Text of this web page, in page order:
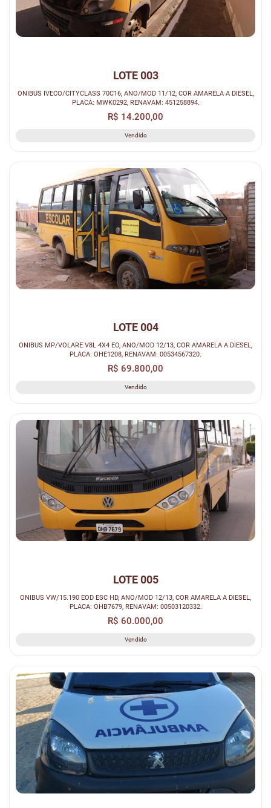
LOTE 003
ONIBUS IVECO/CITYCLASS 70C16, ANO/MOD 11/12, COR AMARELA A DIESEL,
PLACA: MWK0292, RENAVAM: 451258894.
R$ 14.200,00
Vendido
LOTE 004
ONIBUS MP/VOLARE V8L 4X4 EO, ANO/MOD 12/13, COR AMARELA A DIESEL,
PLACA: OHE1208, RENAVAM: 00534567320.
R$ 69.800,00
Vendido
LOTE 005
ONIBUS VW/15.190 EOD ESC HD, ANO/MOD 12/13, COR AMARELA A DIESEL,
PLACA: OHB7679, RENAVAM: 00503120332.
R$ 60.000,00
Vendido